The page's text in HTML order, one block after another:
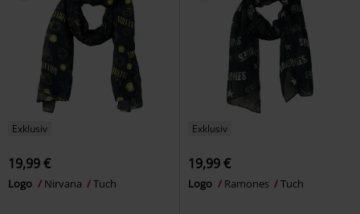
Exklusiv
19,99 €
Logo Nirvana Tuch
Exklusiv
19,99 €
Logo Ramones Tuch